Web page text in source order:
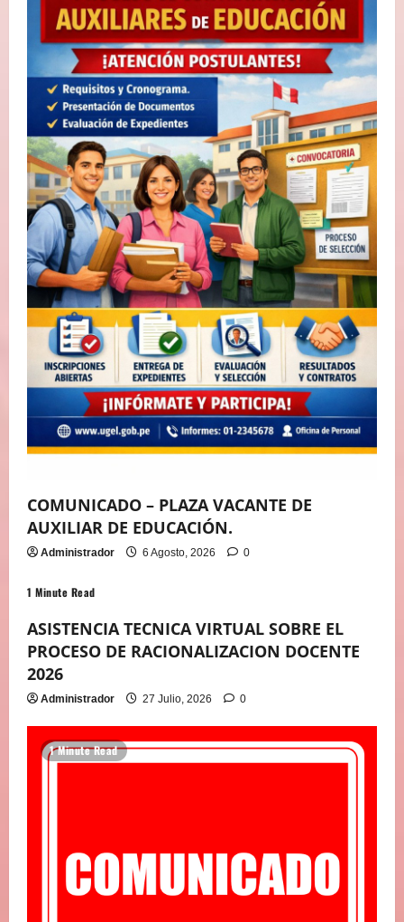
E
N
T
R
A
D
A
COMUNICADO – PLAZA VACANTE DE
AUXILIAR DE EDUCACIÓN.
Administrador 6 Agosto, 2026 0
1 Minute Read
ASISTENCIA TECNICA VIRTUAL SOBRE EL
PROCESO DE RACIONALIZACION DOCENTE
2026
Administrador 27 Julio, 2026 0
1 Minute Read